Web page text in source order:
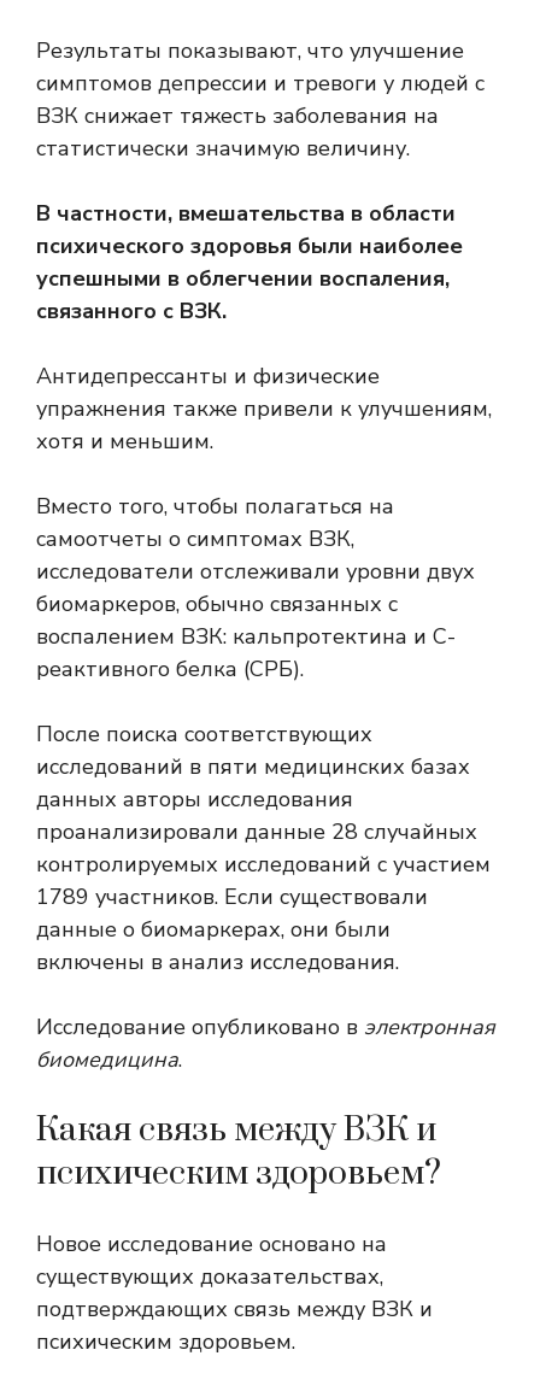
Результаты показывают, что улучшение
симптомов депрессии и тревоги у людей с
ВЗК снижает тяжесть заболевания на
статистически значимую величину.
В частности, вмешательства в области
психического здоровья были наиболее
успешными в облегчении воспаления,
связанного с ВЗК.
Антидепрессанты и физические
упражнения также привели к улучшениям,
хотя и меньшим.
Вместо того, чтобы полагаться на
самоотчеты о симптомах ВЗК,
исследователи отслеживали уровни двух
биомаркеров, обычно связанных с
воспалением ВЗК: кальпротектина и С-
реактивного белка (СРБ).
После поиска соответствующих
исследований в пяти медицинских базах
данных авторы исследования
проанализировали данные 28 случайных
контролируемых исследований с участием
1789 участников. Если существовали
данные о биомаркерах, они были
включены в анализ исследования.
Исследование опубликовано в электронная
биомедицина.
Какая связь между ВЗК и
психическим здоровьем?
Новое исследование основано на
существующих доказательствах,
подтверждающих связь между ВЗК и
психическим здоровьем.